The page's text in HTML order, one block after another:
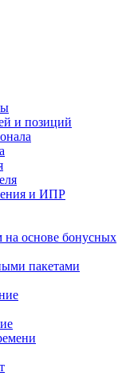
и позиций
и ИПР
основе бонусных
пакетами